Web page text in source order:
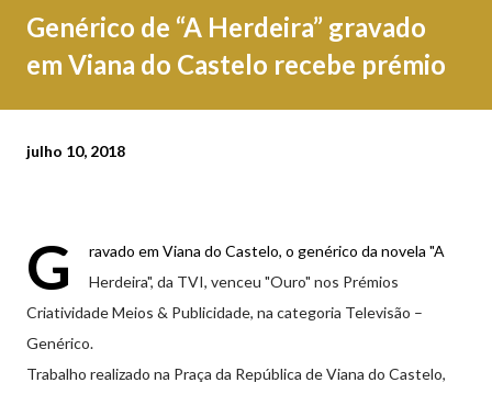
Genérico de “A Herdeira” gravado
em Viana do Castelo recebe prémio
julho 10, 2018
G
ravado em Viana do Castelo, o genérico da novela "A
Herdeira", da TVI, venceu "Ouro" nos Prémios
Criatividade Meios & Publicidade, na categoria Televisão –
Genérico.
Trabalho realizado na Praça da República de Viana do Castelo,